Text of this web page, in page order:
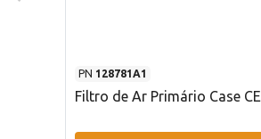
PN 128781A1
Filtro de Ar Primário Case CE